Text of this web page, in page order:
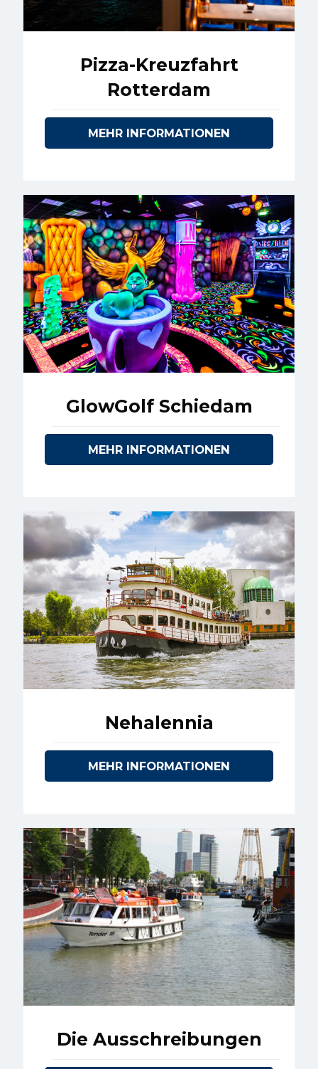
Pizza-Kreuzfahrt
Rotterdam
MEHR INFORMATIONEN
GlowGolf Schiedam
MEHR INFORMATIONEN
Nehalennia
MEHR INFORMATIONEN
Die Ausschreibungen